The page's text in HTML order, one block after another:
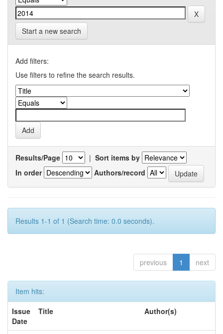
Start a new search
Add filters:
Use filters to refine the search results.
Results/Page | Sort items by
In order
Authors/record
Results 1-1 of 1 (Search time: 0.0 seconds).
previous 1 next
Item hits:
Issue
Date
Title Author(s)